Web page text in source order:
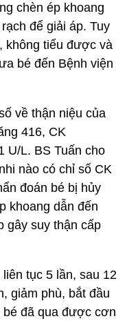
chèn ép khoang
để giải áp. Tuy
không tiểu được và
bé đến Bệnh viện
về thận niệu của
416, CK
U/L. BS Tuấn cho
nào có chỉ số CK
đoán bé bị hủy
khoang dẫn đến
gây suy thận cấp
tục 5 lần, sau 12
giảm phù, bắt đầu
đã qua được cơn